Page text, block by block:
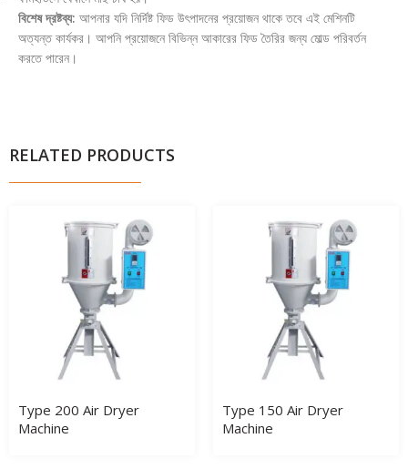
বিশেষ দ্রষ্টব্য: আপনার যদি নির্দিষ্ট ফিড উৎপাদনের প্রয়োজন থাকে তবে এই মেশিনটি
অত্যন্ত কার্যকর। আপনি প্রয়োজনে বিভিন্ন আকারের ফিড তৈরির জন্য মোল্ড পরিবর্তন
করতে পারেন।
RELATED PRODUCTS
Type 200 Air Dryer
Machine
Type 150 Air Dryer
Machine